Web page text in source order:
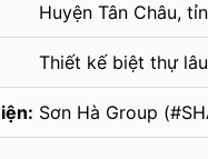
Huyện Tân Châu,
Thiết kế biệt thự
Sơn Hà Group